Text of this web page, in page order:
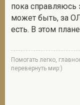
пока справляюсь
может быть, за
есть. В этом
Помогать легко,
перевернуть мир:)